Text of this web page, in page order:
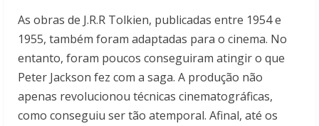
As obras de J.R.R Tolkien, publicadas entre 1954 e
1955, também foram adaptadas para o cinema. No
entanto, foram poucos conseguiram atingir o que
Peter Jackson fez com a saga. A produção não
apenas revolucionou técnicas cinematográficas,
como conseguiu ser tão atemporal. Afinal, até os